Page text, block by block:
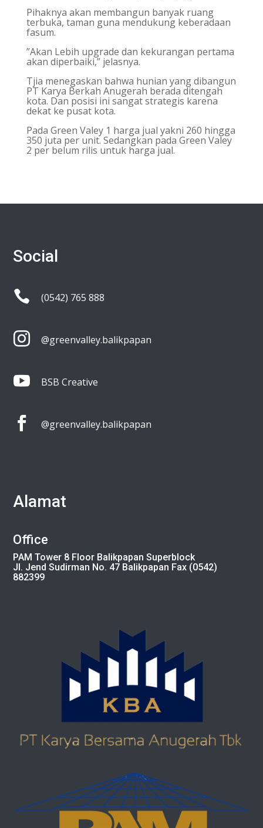
Pihaknya akan membangun banyak ruang
terbuka, taman guna mendukung keberadaan
fasum.
”Akan Lebih upgrade dan kekurangan pertama
akan diperbaiki,” jelasnya.
Tjia menegaskan bahwa hunian yang dibangun
PT Karya Berkah Anugerah berada ditengah
kota. Dan posisi ini sangat strategis karena
dekat ke pusat kota.
Pada Green Valey 1 harga jual yakni 260 hingga
350 juta per unit. Sedangkan pada Green Valey
2 per belum rilis untuk harga jual.
Social
 (0542) 765 888
 @greenvalley.balikpapan
 BSB Creative
 @greenvalley.balikpapan
Alamat
Office
PAM Tower 8 Floor Balikpapan Superblock
Jl. Jend Sudirman No. 47 Balikpapan Fax (0542)
882399